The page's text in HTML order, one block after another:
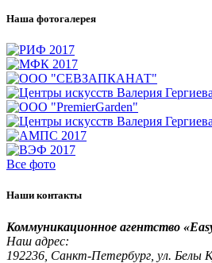
Наша фотогалерея
Все фото
Наши контакты
Коммуникационное агентство
Наш адрес:
192236, Санкт-Петербург, ул. Белы